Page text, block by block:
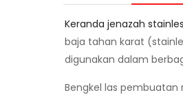
Keranda jenazah
baja tahan karat
digunakan dalam
Bengkel las pembuatan